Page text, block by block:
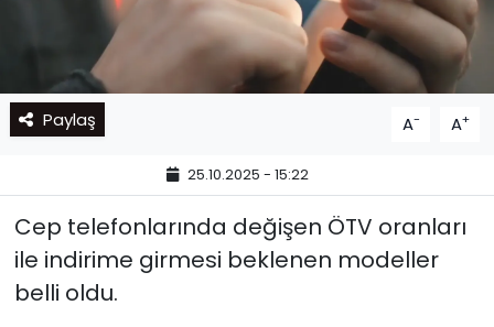
Paylaş A- A+
25.10.2025 - 15:22
Cep telefonlarında değişen ÖTV oranları
ile indirime girmesi beklenen modeller
belli oldu.